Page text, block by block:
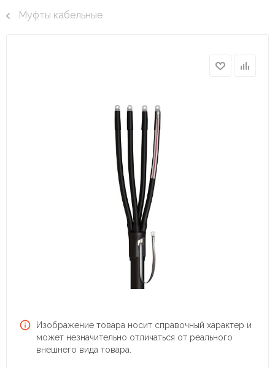
Муфты кабельные
Изображение товара носит справочный характер и
может незначительно отличаться от реального
внешнего вида товара.